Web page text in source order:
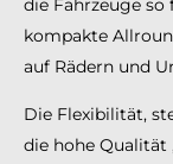
die Fahrzeuge so
kompakte
auf Rädern und
Die Flexibilität,
die hohe Qualität